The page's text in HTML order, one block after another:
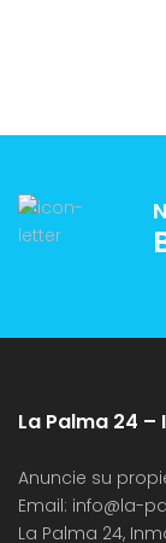
La Palma 24
Anuncie su
Email: info@la-
La Palma 24,